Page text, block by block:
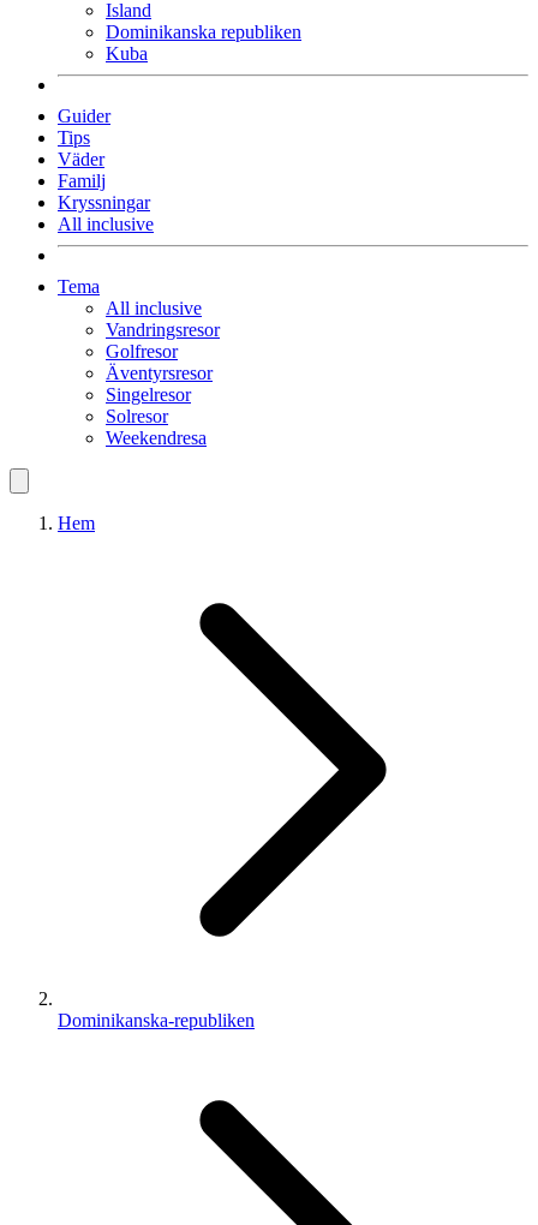
Island
Dominikanska republiken
Kuba
Guider
Tips
Väder
Familj
Kryssningar
All inclusive
Tema
All inclusive
Vandringsresor
Golfresor
Äventyrsresor
Singelresor
Solresor
Weekendresa
Hem
Dominikanska-republiken